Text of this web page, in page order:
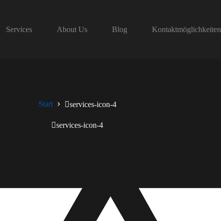
Services About Us Blog Kontaktmöglichkeiten
Start services-icon-4
services-icon-4